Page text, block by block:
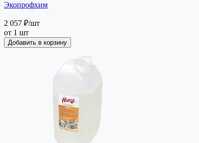
Экопрофхим
2 057 ₽/шт
от 1 шт
Добавить в корзину